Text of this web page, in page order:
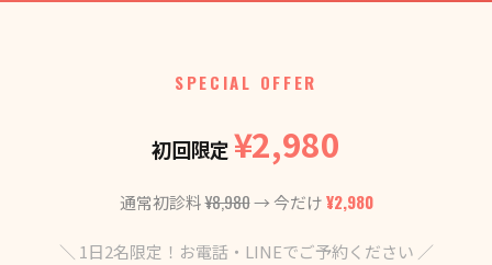
SPECIAL OFFER
初回限定¥2,980
通常初診料¥8,980→ 今だけ¥2,980
＼ 1日2名限定！お電話・LINEでご予約ください ／